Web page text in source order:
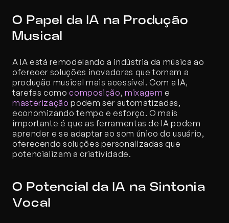
O Papel da IA na Produção
Musical
A IA está remodelando a indústria da música ao
oferecer soluções inovadoras que tornam a
produção musical mais acessível. Com a IA,
tarefas como composição, mixagem
masterização podem ser automatizadas,
economizando tempo e esforço. O mais
importante é que as ferramentas de IA podem
aprender e se adaptar ao som único do usuário,
oferecendo soluções personalizadas que
potencializam a criatividade.
O Potencial da IA na Sintonia
Vocal